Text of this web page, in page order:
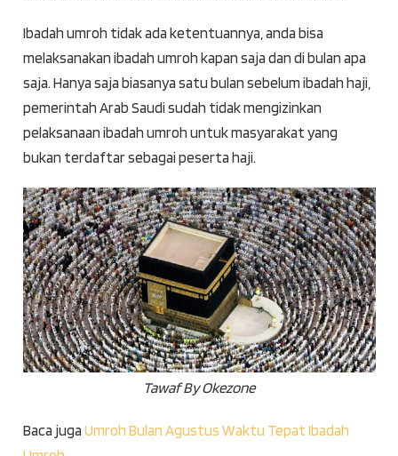
Ibadah umroh tidak ada ketentuannya, anda bisa
melaksanakan ibadah umroh kapan saja dan di bulan apa
saja. Hanya saja biasanya satu bulan sebelum ibadah haji,
pemerintah Arab Saudi sudah tidak mengizinkan
pelaksanaan ibadah umroh untuk masyarakat yang
bukan terdaftar sebagai peserta haji.
Tawaf By Okezone
Baca juga Umroh Bulan Agustus Waktu Tepat Ibadah